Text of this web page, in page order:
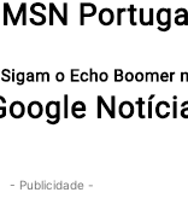
- Publicidade -